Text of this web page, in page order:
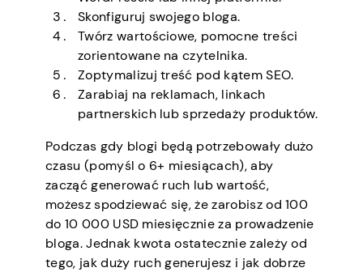
Skonfiguruj swojego bloga.
Twórz wartościowe, pomocne treści
zorientowane na czytelnika.
Zoptymalizuj treść pod kątem SEO.
Zarabiaj na reklamach, linkach
partnerskich lub sprzedaży produktów.
Podczas gdy blogi będą potrzebowały dużo
czasu (pomyśl o 6+ miesiącach), aby
zacząć generować ruch lub wartość,
możesz spodziewać się, że zarobisz od 100
do 10 000 USD miesięcznie za prowadzenie
bloga. Jednak kwota ostatecznie zależy od
tego, jak duży ruch generujesz i jak dobrze